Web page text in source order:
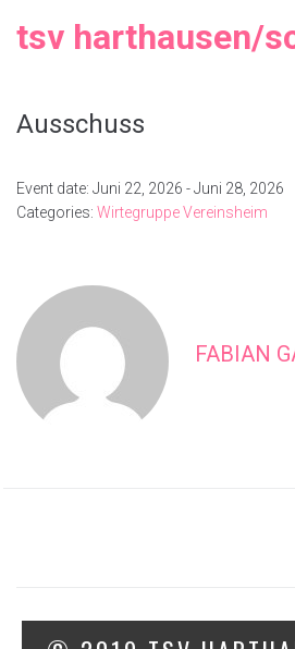
tsv harthausen/
Ausschuss
Event date: Juni 22, 2026 - Juni 28, 2026
Categories: Wirtegruppe Vereinsheim
FABIAN